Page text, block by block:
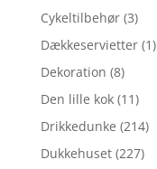
Cykeltilbehør (3)
Dækkeservietter (1)
Dekoration (8)
Den lille kok (11)
Drikkedunke (214)
Dukkehuset (227)